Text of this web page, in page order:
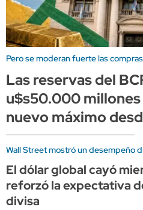
Pero se moderan fuerte las compras
Las reservas del
u$s50.000
nuevo máximo
Wall Street mostró un desempeño
El dólar global cayó
reforzó la expectativa
divisa